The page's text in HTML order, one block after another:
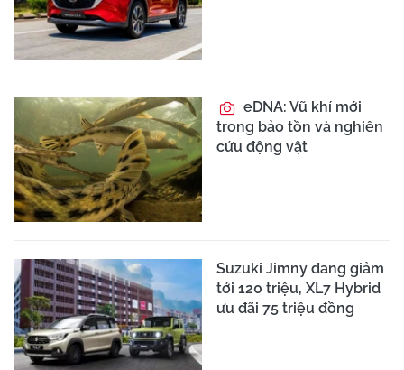
eDNA: Vũ khí mới
trong bảo tồn và nghiên
cứu động vật
Suzuki Jimny đang giảm
tới 120 triệu, XL7 Hybrid
ưu đãi 75 triệu đồng